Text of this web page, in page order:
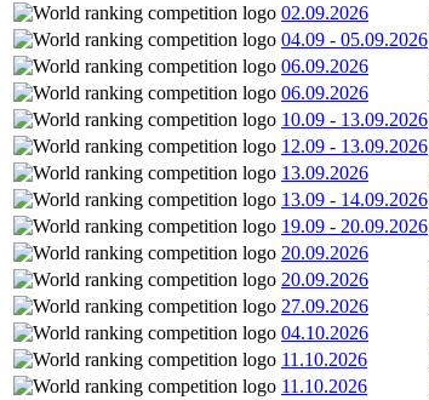
02.09.2026
04.09 - 05.09.2026
06.09.2026
06.09.2026
10.09 - 13.09.2026
12.09 - 13.09.2026
13.09.2026
13.09 - 14.09.2026
19.09 - 20.09.2026
20.09.2026
20.09.2026
27.09.2026
04.10.2026
11.10.2026
11.10.2026